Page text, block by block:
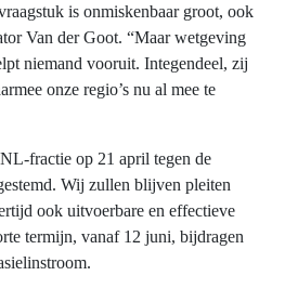
is onmiskenbaar groot, ook
Van der Goot. “Maar wetgeving
niemand vooruit. Integendeel, zij
onze regio’s nu al mee te
fractie op 21 april tegen de
Wij zullen blijven pleiten
ook uitvoerbare en effectieve
termijn, vanaf 12 juni, bijdragen